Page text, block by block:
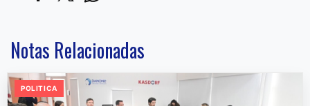
Notas Relacionadas
POLITICA